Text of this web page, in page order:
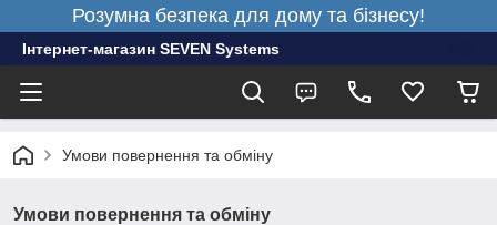
Розумна безпека для дому та бізнесу!
Інтернет-магазин SEVEN Systems
Умови повернення та обміну
Умови повернення та обміну